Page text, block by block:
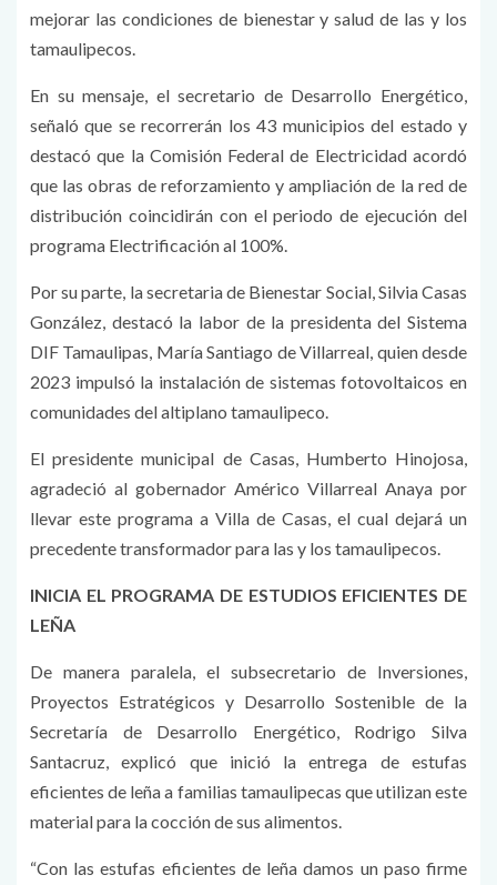
mejorar las condiciones de bienestar y salud de las y los
tamaulipecos.
En su mensaje, el secretario de Desarrollo Energético,
señaló que se recorrerán los 43 municipios del estado y
destacó que la Comisión Federal de Electricidad acordó
que las obras de reforzamiento y ampliación de la red de
distribución coincidirán con el periodo de ejecución del
programa Electrificación al 100%.
Por su parte, la secretaria de Bienestar Social, Silvia Casas
González, destacó la labor de la presidenta del Sistema
DIF Tamaulipas, María Santiago de Villarreal, quien desde
2023 impulsó la instalación de sistemas fotovoltaicos en
comunidades del altiplano tamaulipeco.
El presidente municipal de Casas, Humberto Hinojosa,
agradeció al gobernador Américo Villarreal Anaya por
llevar este programa a Villa de Casas, el cual dejará un
precedente transformador para las y los tamaulipecos.
INICIA EL PROGRAMA DE ESTUDIOS EFICIENTES DE
LEÑA
De manera paralela, el subsecretario de Inversiones,
Proyectos Estratégicos y Desarrollo Sostenible de la
Secretaría de Desarrollo Energético, Rodrigo Silva
Santacruz, explicó que inició la entrega de estufas
eficientes de leña a familias tamaulipecas que utilizan este
material para la cocción de sus alimentos.
“Con las estufas eficientes de leña damos un paso firme